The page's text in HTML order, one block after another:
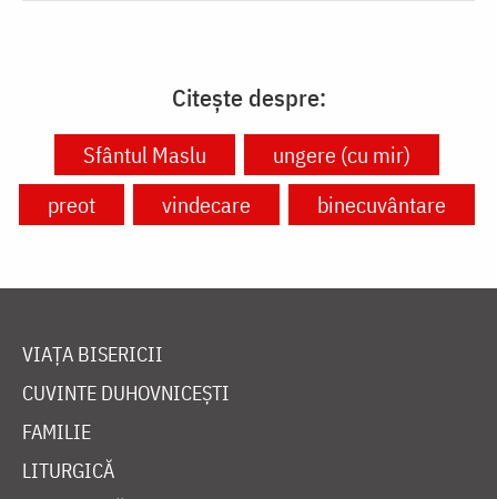
Citește despre:
Sfântul Maslu
ungere (cu mir)
preot
vindecare binecuvântare
VIAȚA BISERICII
CUVINTE DUHOVNICEȘTI
FAMILIE
LITURGICĂ